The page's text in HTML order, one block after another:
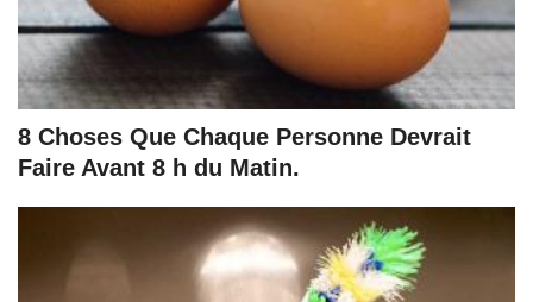
8 Choses Que Chaque Personne Devrait
Faire Avant 8 h du Matin.